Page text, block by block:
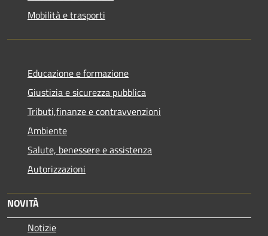
Mobilità e trasporti
Educazione e formazione
Giustizia e sicurezza pubblica
Tributi,finanze e contravvenzioni
Ambiente
Salute, benessere e assistenza
Autorizzazioni
NOVITÀ
Notizie